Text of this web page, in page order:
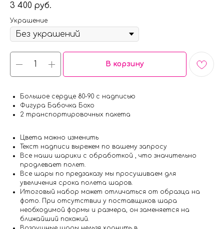
3 400 руб.
Украшение
В корзину
Большое сердце 80-90 с надписью
Фигура Бабочка Бохо
2 транспортировочных пакета
Цвета можно изменить
Текст надписи вырежем по вашему запросу
Все наши шарики с обработкой , что значительно
продлевает полет.
Все шары по предзаказу мы просушиваем для
увеличения срока полета шаров.
Итоговый набор может отличаться от образца на
фото. При отсутствии у поставщиков шара
необходимой формы и размера, он заменяется на
ближайший похожий.